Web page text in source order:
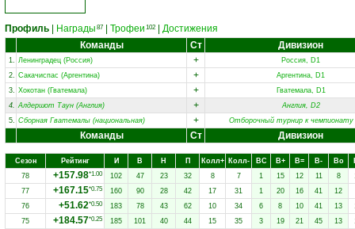
Профиль Награды 87 Трофеи 102
Достижения
Команды
Ст Дивизион
1. Ленинградец (Россия) +
Россия, D1
2. Сакачиспас (Аргентина) +
Аргентина, D1
3. Хокотан (Гватемала) +
Гватемала, D1
4. Алдершот Таун (Англия) +
Англия, D2
5. Сборная Гватемалы (национальная) + Отборочный турнир к чемпионату
Команды Ст Дивизион
Сезон Рейтинг И В Н П Колл+ Колл- ВC В+ В= В- Вo
78
+157.98*1.00 102 47 23 32 8 7 1 15 12 11 8
77
+167.15*0.75 160 90 28 42 17 31 1 20 16 41
12
76
+51.62*0.50 183 78 43 62 10 34 6 8 10 41 13
75
+184.57*0.25 185 101 40 44 15 35 3 19 21 45 13